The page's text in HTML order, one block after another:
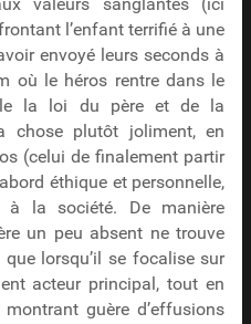
valeurs sanglantes (ici
l’enfant terrifié à une
envoyé leurs seconds à
où le héros rentre dans le
la loi du père et de la
chose plutôt joliment, en
(celui de finalement partir
éthique et personnelle,
la société. De manière
un peu absent ne trouve
lorsqu’il se focalise sur
acteur principal, tout en
guère d’effusions